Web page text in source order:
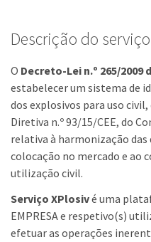
Descrição do serviço
O Decreto-Lei n.º 265/2009
estabelecer um sistema de
dos explosivos para uso
Diretiva n.º 93/15/CEE, do
relativa à harmonização
colocação no mercado e ao
utilização civil.
Serviço XPlosivé uma
EMPRESA e respetivo(s)
efetuar as operações